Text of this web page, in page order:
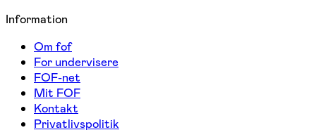
Information
Om fof
For undervisere
FOF-net
Mit FOF
Kontakt
Privatlivspolitik